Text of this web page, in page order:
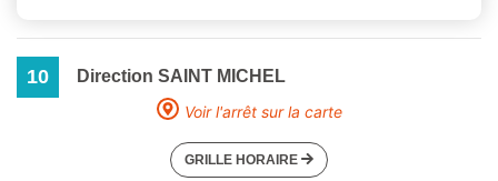
10
Direction SAINT MICHEL
Voir l'arrêt sur la carte
GRILLE HORAIRE